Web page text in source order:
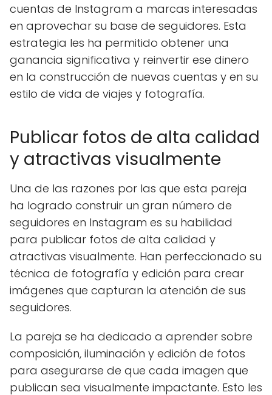
cuentas de Instagram a marcas interesadas
en aprovechar su base de seguidores. Esta
estrategia les ha permitido obtener una
ganancia significativa y reinvertir ese dinero
en la construcción de nuevas cuentas y en su
estilo de vida de viajes y fotografía.
Publicar fotos de alta calidad
y atractivas visualmente
Una de las razones por las que esta pareja
ha logrado construir un gran número de
seguidores en Instagram es su habilidad
para publicar fotos de alta calidad y
atractivas visualmente. Han perfeccionado su
técnica de fotografía y edición para crear
imágenes que capturan la atención de sus
seguidores.
La pareja se ha dedicado a aprender sobre
composición, iluminación y edición de fotos
para asegurarse de que cada imagen que
publican sea visualmente impactante. Esto les